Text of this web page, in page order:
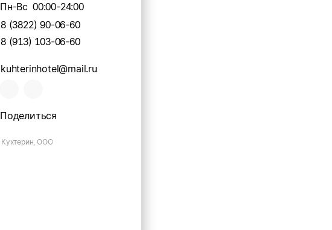
Пн-Вс 00:00-24:00
8 (3822) 90-06-60
8 (913) 103-06-60
kuhterinhotel@mail.ru
Поделиться
Кухтерин, ООО